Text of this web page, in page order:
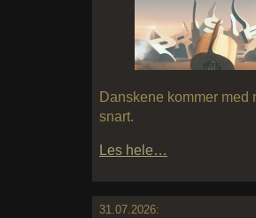
Danskene kommer med
snart.
Les hele…
31.07.2026: